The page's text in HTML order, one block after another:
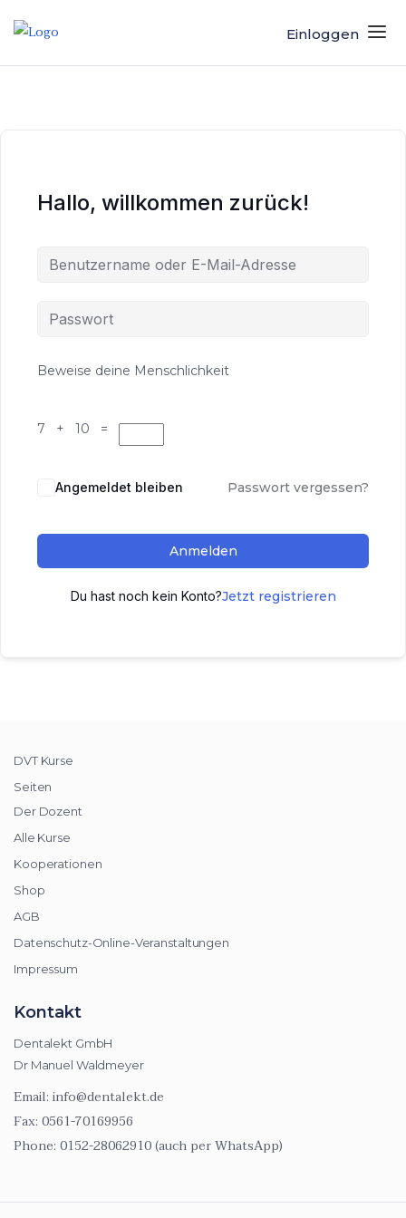
Einloggen
Hallo, willkommen zurück!
Beweise deine Menschlichkeit
7 + 10 =
Angemeldet bleiben Passwort vergessen?
Anmelden
Du hast noch kein Konto?Jetzt registrieren
DVT Kurse
Seiten
Der Dozent
Alle Kurse
Kooperationen
Shop
AGB
Datenschutz-Online-Veranstaltungen
Impressum
Kontakt
Dentalekt GmbH
Dr Manuel Waldmeyer
Email: info@dentalekt.de
Fax: 0561-70169956
Phone: 0152-28062910 (auch per WhatsApp)